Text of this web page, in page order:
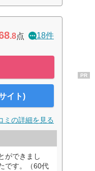
.8点 18件
イト)
ミの詳細を見る
ができまし
です。（60代
PR